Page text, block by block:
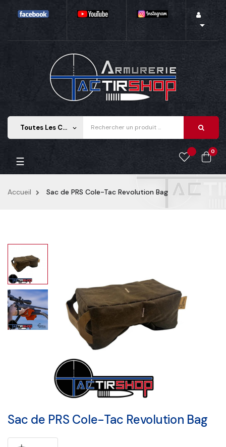

Toutes Les Catégories keyboard_arrow_down
0
Basculer
la
☰
Accueil Sac de PRS Cole-Tac Revolution Bag
Sac de PRS Cole-Tac Revolution Bag